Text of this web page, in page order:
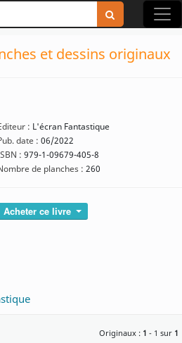
et dessins originaux
: L'écran Fantastique
date : 06/2022
: 979-1-09679-405-8
de planches : 260
Acheter ce livre
Originaux : 1 - 1 sur 1